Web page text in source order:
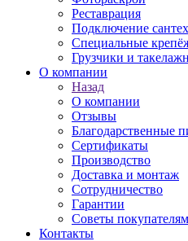
Реставрация
Подключение
Специальные
Грузчики и
О компании
Назад
О компании
Отзывы
Благодарственные
Сертификаты
Производство
Доставка и монтаж
Сотрудничество
Гарантии
Советы покупателям
Контакты